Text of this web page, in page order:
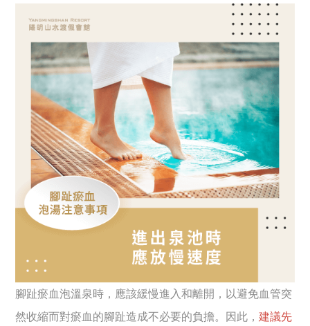
腳趾瘀血泡溫泉時，應該緩慢進入和離開，以避免血管突
然收縮而對瘀血的腳趾造成不必要的負擔。因此，建議先